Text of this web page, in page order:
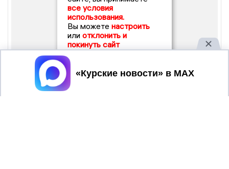
все условия
использования.
Вы можете настроить
или отклонить и
покинуть сайт
Принять